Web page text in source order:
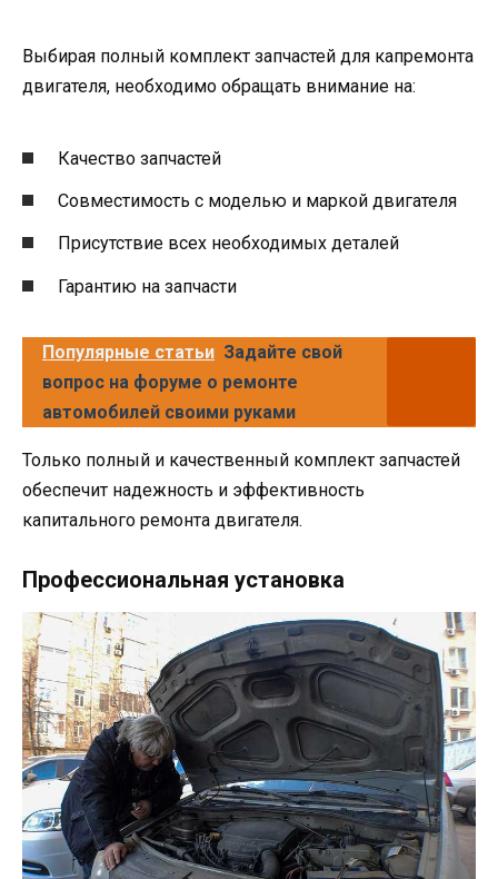
Выбирая полный комплект запчастей для капремонта
двигателя, необходимо обращать внимание на:
Качество запчастей
Совместимость с моделью и маркой двигателя
Присутствие всех необходимых деталей
Гарантию на запчасти
Популярные статьи Задайте свой
вопрос на форуме о ремонте
автомобилей своими руками
Только полный и качественный комплект запчастей
обеспечит надежность и эффективность
капитального ремонта двигателя.
Профессиональная установка